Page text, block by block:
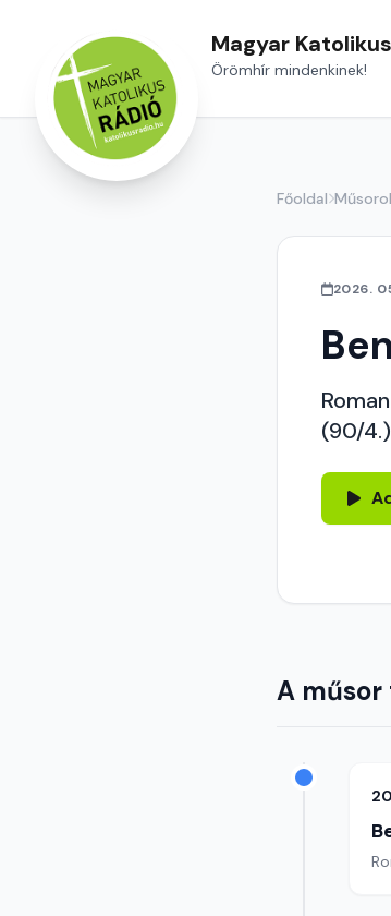
Magyar
Örömhír mindenkinek!
Főoldal
2026.
(90/4.)
A műsor